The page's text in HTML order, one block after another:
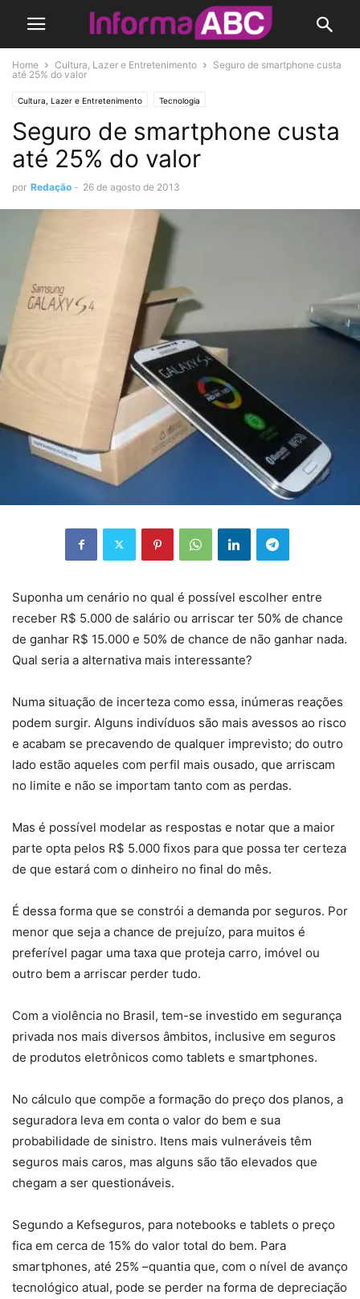
Home Cultura, Lazer e Entretenimento
Seguro de smartphone custa
até 25% do valor
Cultura, Lazer e Entretenimento Tecnologia
Seguro de smartphone custa
até 25% do valor
por Redação - 26 de agosto de 2013
Suponha um cenário no qual é possível escolher entre
receber R$ 5.000 de salário ou arriscar ter 50% de chance
de ganhar R$ 15.000 e 50% de chance de não ganhar nada.
Qual seria a alternativa mais interessante?
Numa situação de incerteza como essa, inúmeras reações
podem surgir. Alguns indivíduos são mais avessos ao risco
e acabam se precavendo de qualquer imprevisto; do outro
lado estão aqueles com perfil mais ousado, que arriscam
no limite e não se importam tanto com as perdas.
Mas é possível modelar as respostas e notar que a maior
parte opta pelos R$ 5.000 fixos para que possa ter certeza
de que estará com o dinheiro no final do mês.
É dessa forma que se constrói a demanda por seguros. Por
menor que seja a chance de prejuízo, para muitos é
preferível pagar uma taxa que proteja carro, imóvel ou
outro bem a arriscar perder tudo.
Com a violência no Brasil, tem-se investido em segurança
privada nos mais diversos âmbitos, inclusive em seguros
de produtos eletrônicos como tablets e smartphones.
No cálculo que compõe a formação do preço dos planos, a
seguradora leva em conta o valor do bem e sua
probabilidade de sinistro. Itens mais vulneráveis têm
seguros mais caros, mas alguns são tão elevados que
chegam a ser questionáveis.
Segundo a Kefseguros, para notebooks e tablets o preço
fica em cerca de 15% do valor total do bem. Para
smartphones, até 25% –quantia que, com o nível de avanço
tecnológico atual, pode se perder na forma de depreciação